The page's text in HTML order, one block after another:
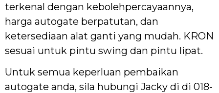
terkenal dengan kebolehpercayaannya,
harga autogate berpatutan, dan
ketersediaan alat ganti yang mudah. KRON
sesuai untuk pintu swing dan pintu lipat.
Untuk semua keperluan pembaikan
autogate anda, sila hubungi Jacky di di 018-